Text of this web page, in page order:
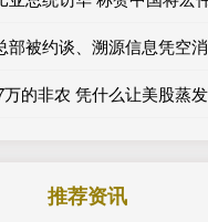
万的非农 凭什么让美股蒸
推荐资讯